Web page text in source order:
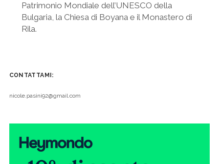
Patrimonio Mondiale dell’UNESCO della
Bulgaria, la Chiesa di Boyana e il Monastero di
Rila.
CONTATTAMI:
nicole.pasini92@gmail.com